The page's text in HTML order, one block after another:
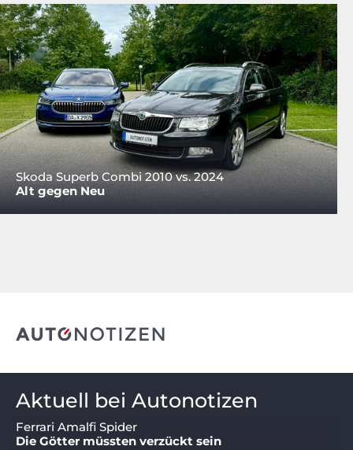
Skoda Superb Combi 2010 vs. 2024
Alt gegen Neu
Aktuell bei Autonotizen
Ferrari Amalfi Spider
Die Götter müssten verzückt sein